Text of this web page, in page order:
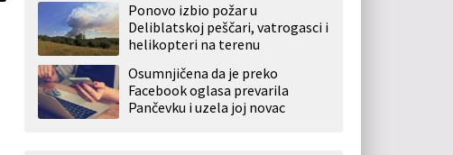
Ponovo izbio požar u
Deliblatskoj peščari, vatrogasci i
helikopteri na terenu
Osumnjičena da je preko
Facebook oglasa prevarila
Pančevku i uzela joj novac